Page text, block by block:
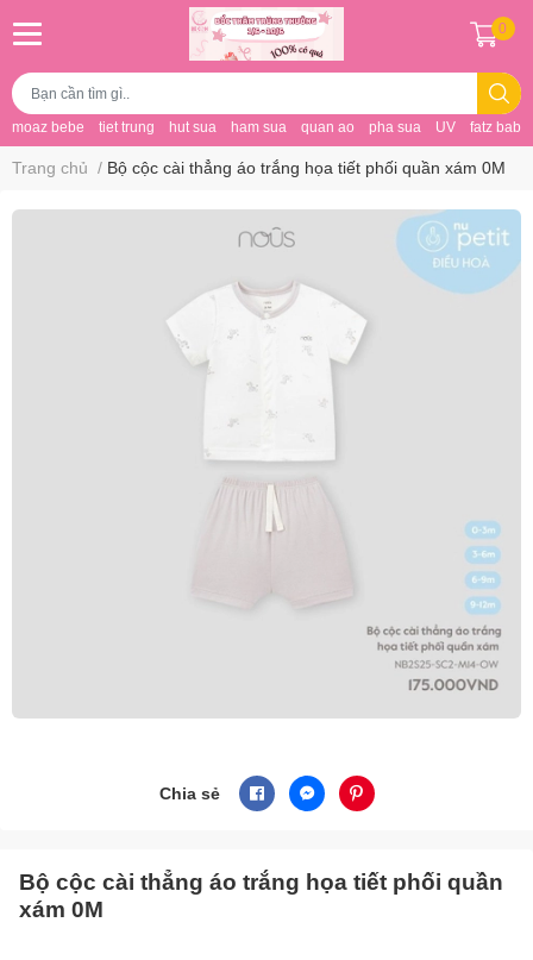
moaz bebe tiet trung hut sua ham sua quan ao pha sua UV fatz baby
0
Trang chủ / Bộ cộc cài thẳng áo trắng họa tiết phối quần xám 0M
Chia sẻ
Bộ cộc cài thẳng áo trắng họa tiết phối quần
xám 0M